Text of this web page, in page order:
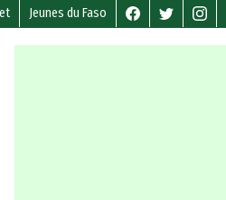
Jeunes du Faso